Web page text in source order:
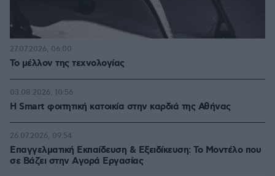
Το μέλλον της τεχνολογίας
27.07.2026, 06:00
Η Smart φοιτητική κατοικία στην καρδιά της Αθήνας
03.08.2026, 10:56
Επαγγελματική Εκπαίδευση & Εξειδίκευση: Το Mοντέλο που
σε Bάζει στην Aγορά Eργασίας
26.07.2026, 09:54